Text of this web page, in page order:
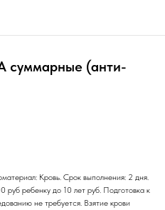
суммарные (анти-
Кровь. Срок выполнения: 2 дня.
руб ребенку до 10 лет руб. Подготовка к
не требуется. Взятие крови